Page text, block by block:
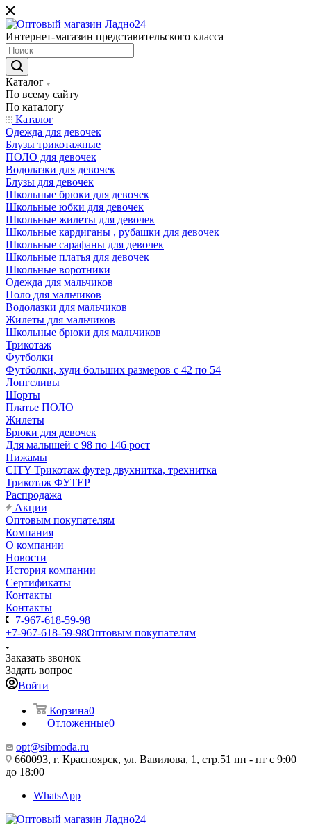
Интернет-магазин представительского класса
Каталог
По всему сайту
По каталогу
Каталог
Одежда для девочек
Блузы трикотажные
ПОЛО для девочек
Водолазки для девочек
Блузы для девочек
Школьные брюки для девочек
Школьные юбки для девочек
Школьные жилеты для девочек
Школьные кардиганы , рубашки для девочек
Школьные сарафаны для девочек
Школьные платья для девочек
Школьные воротники
Одежда для мальчиков
Поло для мальчиков
Водолазки для мальчиков
Жилеты для мальчиков
Школьные брюки для мальчиков
Трикотаж
Футболки
Футболки, худи больших размеров с 42 по 54
Лонгсливы
Шорты
Платье ПОЛО
Жилеты
Брюки для девочек
Для малышей с 98 по 146 рост
Пижамы
CITY Трикотаж футер двухнитка, трехнитка
Трикотаж ФУТЕР
Распродажа
Акции
Оптовым покупателям
Компания
О компании
Новости
История компании
Сертификаты
Контакты
Контакты
+7-967-618-59-98
+7-967-618-59-98Оптовым покупателям
Заказать звонок
Задать вопрос
Войти
Корзина0
Отложенные0
opt@sibmoda.ru
660093, г. Красноярск, ул. Вавилова, 1, стр.51 пн - пт с 9:00
до 18:00
WhatsApp